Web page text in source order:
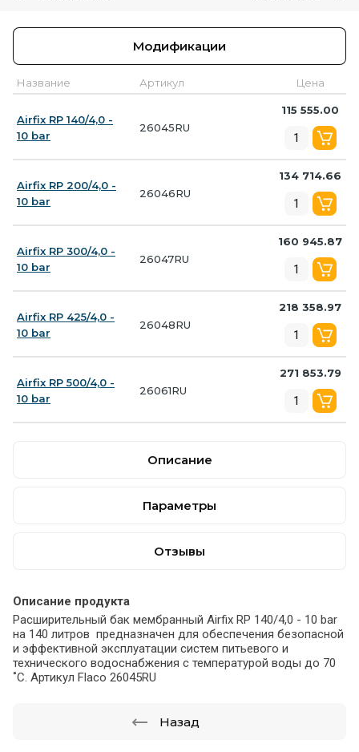
Модификации
Название
Airfix RP 140/4,0 -
10 bar
Airfix RP 200/4,0 -
10 bar
Airfix RP 300/4,0 -
10 bar
Airfix RP 425/4,0 -
10 bar
Airfix RP 500/4,0 -
10 bar
Артикул
26045RU
26046RU
26047RU
26048RU
26061RU
Цена
115 555.00
134 714.66
160 945.87
218 358.97
271 853.79
Описание
Параметры
Отзывы
Описание продукта
Расширительный бак мембранный Airfix RP 140/4,0 - 10 bar
на 140 литров предназначен для обеспечения безопасной
и эффективной эксплуатации систем питьевого и
технического водоснабжения с температурой воды до 70
˚С. Артикул Flaco 26045RU
Назад